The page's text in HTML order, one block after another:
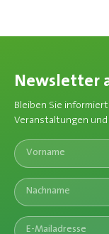
Newsletter
Bleiben Sie
Veranstaltungen